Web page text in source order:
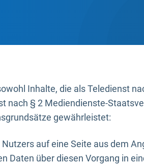
Inhalte, die als Teledienst
nach § 2 Mediendienste-
gewährleistet:
auf eine Seite aus dem
Daten über diesen Vorgang in